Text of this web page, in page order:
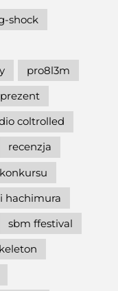
shock
pro8l3m
coltrolled
recenzja
hachimura
sbm ffestival